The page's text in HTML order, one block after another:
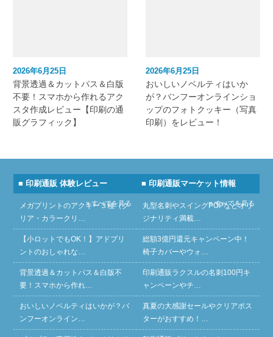
2026年6月25日
背景透過＆カットパス＆白版
不要！スマホから作れるアク
スタ作成レビュー【印刷の通
販グラフィック】
2026年6月25日
おいしいノベルティはいか
が？バンフーオンラインショ
ップのフォトクッキー（写真
印刷）をレビュー！
■ 印刷通販 体験レビュー
» すべてを見る
メガプリントのアクキー３種（ク
リア・カラークリ…
【小ロットでもOK！】アドプリ
ントのおしゃれな…
背景透過＆カットパス＆白版不
要！スマホから作れ…
おいしいノベルティはいかが？バ
ンフーオンライン…
■ 印刷通販マーケット情報
» すべてを見る
丸型名刺やスイングPOPなどオリ
ジナリティ満載…
総額3億円還元キャンペーン中！
椅子カバーやウォ…
印刷通販ラクスルの名刺100円キ
ャンペーンやチ…
真夏の大感謝セールやクリアポス
ターがおすすめ！…